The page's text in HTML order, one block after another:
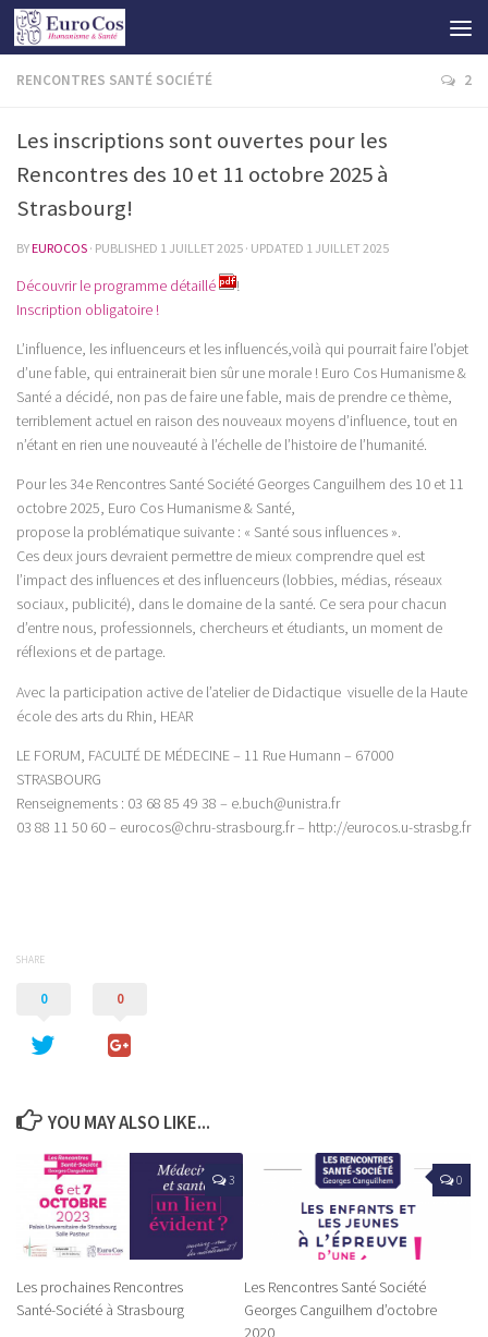
RENCONTRES SANTÉ SOCIÉTÉ 2
Les inscriptions sont ouvertes pour les
Rencontres des 10 et 11 octobre 2025 à
Strasbourg!
BYEUROCOS · PUBLISHED 1 JUILLET 2025 · UPDATED 1 JUILLET 2025
Découvrir le programme détaillé
!
Inscription obligatoire !
L’influence, les influenceurs et les influencés,voilà qui pourrait faire l’objet
d’une fable, qui entrainerait bien sûr une morale ! Euro Cos Humanisme &
Santé a décidé, non pas de faire une fable, mais de prendre ce thème,
terriblement actuel en raison des nouveaux moyens d’influence, tout en
n’étant en rien une nouveauté à l’échelle de l’histoire de l’humanité.
Pour les 34e Rencontres Santé Société Georges Canguilhem des 10 et 11
octobre 2025, Euro Cos Humanisme & Santé,
propose la problématique suivante : « Santé sous influences ».
Ces deux jours devraient permettre de mieux comprendre quel est
l’impact des influences et des influenceurs (lobbies, médias, réseaux
sociaux, publicité), dans le domaine de la santé. Ce sera pour chacun
d’entre nous, professionnels, chercheurs et étudiants, un moment de
réflexions et de partage.
Avec la participation active de l’atelier de Didactique visuelle de la Haute
école des arts du Rhin, HEAR
LE FORUM, FACULTÉ DE MÉDECINE – 11 Rue Humann – 67000
STRASBOURG
Renseignements : 03 68 85 49 38 – e.buch@unistra.fr
03 88 11 50 60 – eurocos@chru-strasbourg.fr – http://eurocos.u-strasbg.fr
SHARE
0 0
YOU MAY ALSO LIKE...
3
Les prochaines Rencontres
Santé-Société à Strasbourg
0
Les Rencontres Santé Société
Georges Canguilhem d’octobre
2020